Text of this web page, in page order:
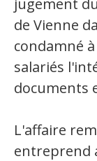
jugement
de Vienne
condamné
salariés
documents
L'affaire
entreprend